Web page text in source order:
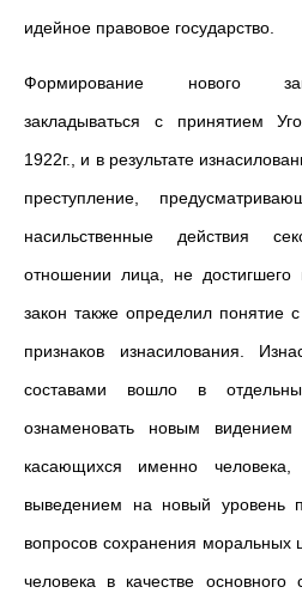
идейное правовое государство.
Формирование нового
закладываться с принятием
1922г., и в результате
преступление,
насильственные действия
отношении лица, не достигшего
закон также определил понятие
признаков изнасилования.
составами вошло в
ознаменовать новым видением
касающихся именно
выведением на новый уровень
вопросов сохранения моральных
человека в качестве основного